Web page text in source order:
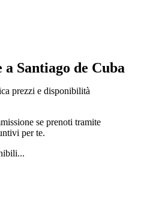
Santiago de Cuba
prezzi e disponibilità
se prenoti tramite
per te.